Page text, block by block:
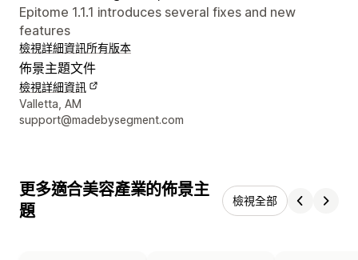
Epitome 1.1.1 introduces several fixes and new
features
檢視詳細資訊所有版本
佈景主題文件
檢視詳細資訊
設計者聯絡詳細資訊
Valletta, AM
support@madebysegment.com
更多適合美容產業的佈景主
題
檢視全部